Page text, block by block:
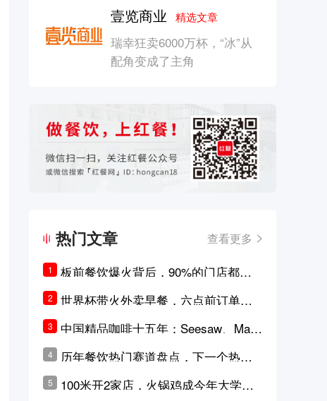
壹览商业精选文章
瑞幸狂卖6000万杯，“冰”从
配角变成了主角
热门文章 查看更多
1
板前餐饮爆火背后，90%的门店都只
是徒有其表的刻意作秀？
2
世界杯带火外卖早餐，六点前订单大
3
中国精品咖啡十五年：Seesaw、Man
ner、M Stand为何结出了不同的果
实？
4
历年餐饮热门赛道盘点，下一个热门
5
100米开2家店，火锅鸡成今年大学城